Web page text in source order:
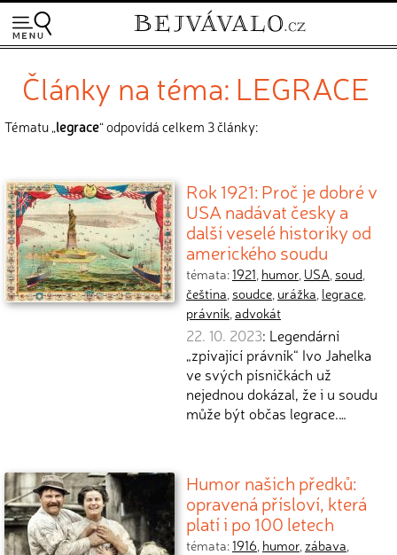
Články na téma: LEGRACE
Tématu „legrace“ odpovídá celkem 3 články:
Rok 1921: Proč je dobré v
USA nadávat česky a
další veselé historiky od
amerického soudu
témata:1921, humor, USA, soud,
čeština, soudce, urážka, legrace,
právník,advokát
22. 10. 2023: Legendární
„zpívající právník“ Ivo Jahelka
ve svých písničkách už
nejednou dokázal, že i u soudu
může být občas legrace.…
Humor našich předků:
opravená přísloví, která
platí i po 100 letech
témata:1916, humor, zábava,